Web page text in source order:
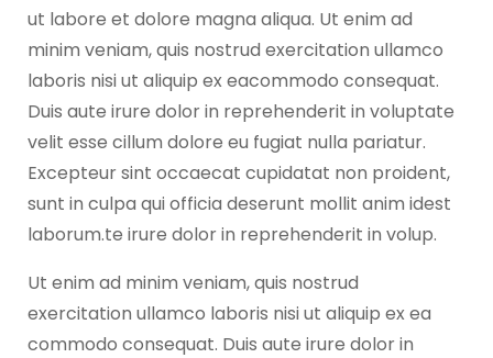
ut labore et dolore magna aliqua. Ut enim ad
minim veniam, quis nostrud exercitation ullamco
laboris nisi ut aliquip ex eacommodo consequat.
Duis aute irure dolor in reprehenderit in voluptate
velit esse cillum dolore eu fugiat nulla pariatur.
Excepteur sint occaecat cupidatat non proident,
sunt in culpa qui officia deserunt mollit anim idest
laborum.te irure dolor in reprehenderit in volup.
Ut enim ad minim veniam, quis nostrud
exercitation ullamco laboris nisi ut aliquip ex ea
commodo consequat. Duis aute irure dolor in